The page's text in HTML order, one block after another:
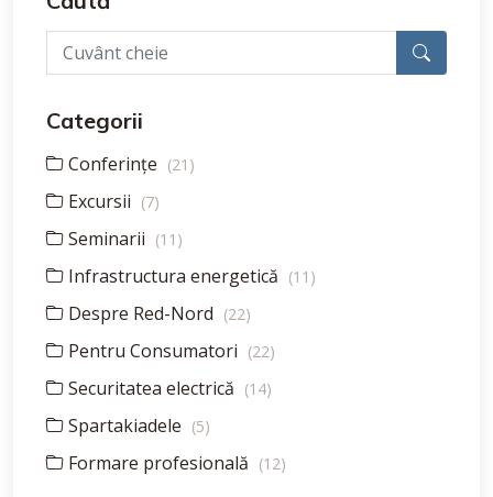
Categorii
Conferințe (21)
Excursii (7)
Seminarii (11)
Infrastructura energetică (11)
Despre Red-Nord (22)
Pentru Consumatori (22)
Securitatea electrică (14)
Spartakiadele (5)
Formare profesională (12)